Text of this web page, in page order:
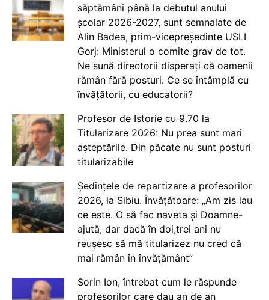
săptămâni până la debutul anului
școlar 2026-2027, sunt semnalate de
Alin Badea, prim-vicepreședinte USLI
Gorj: Ministerul o comite grav de tot.
Ne sună directorii disperați că oamenii
rămân fără posturi. Ce se întâmplă cu
învățătorii, cu educatorii?
Profesor de Istorie cu 9.70 la
Titularizare 2026: Nu prea sunt mari
așteptările. Din păcate nu sunt posturi
titularizabile
Ședințele de repartizare a profesorilor
2026, la Sibiu. Învățătoare: „Am zis iau
ce este. O să fac naveta și Doamne-
ajută, dar dacă în doi,trei ani nu
reușesc să mă titularizez nu cred că
mai rămân în învățământ”
Sorin Ion, întrebat cum le răspunde
profesorilor care dau an de an